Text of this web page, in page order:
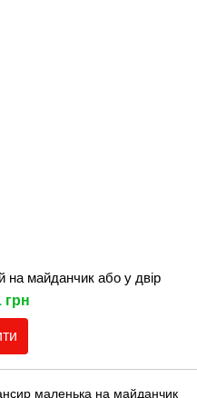
на майданчик або у двір
грн